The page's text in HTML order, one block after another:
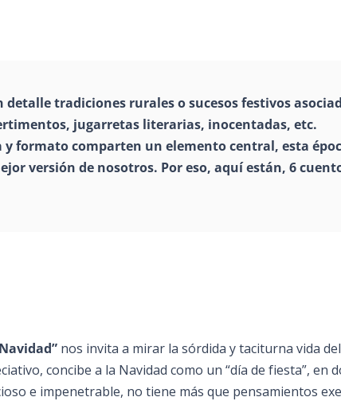
tradiciones rurales o sucesos festivos
jugarretas literarias, inocentadas, etc.
formato comparten un elemento central, esta
versión de nosotros. Por eso, aquí están, 6
nos invita a mirar la sórdida y taciturna vida
concibe a la Navidad como un “día de fiesta”, en
e impenetrable, no tiene más que pensamientos